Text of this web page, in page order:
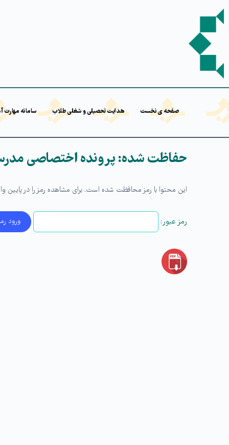
صفحه ی نخست هدایت تحصیلی و شغلی طلاب سامانه مهارت
حفاظت شده: پرونده اختصاصی
این محتوا با رمز محافظت شده است. برای مشاهده رمز را در پایین
رمز عبور: